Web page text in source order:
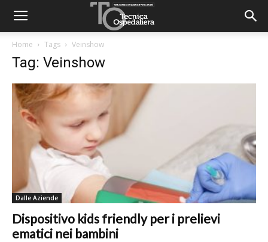
Home Tags Veinshow
Tag: Veinshow
Dalle Aziende
Dispositivo kids friendly per i prelievi
ematici nei bambini